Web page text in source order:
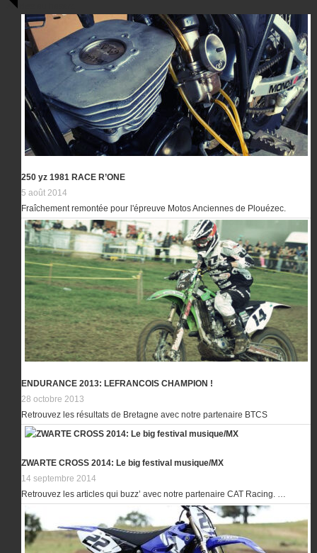
Articles au hasard
250 yz 1981 RACE R’ONE
5 août 2014
Fraîchement remontée pour l'épreuve Motos Anciennes de Plouézec.
ENDURANCE 2013: LEFRANCOIS CHAMPION !
28 octobre 2013
Retrouvez les résultats de Bretagne avec notre partenaire BTCS
ZWARTE CROSS 2014: Le big festival musique/MX
14 septembre 2014
Retrouvez les articles qui buzz’ avec notre partenaire CAT Racing. …